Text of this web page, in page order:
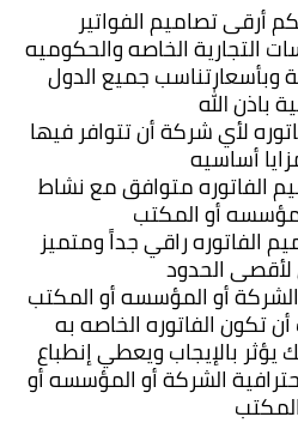
أرقى تصاميم الفواتير
التجارية الخاصه والحكوميه
وبأسعارتناسب جميع الدول
باذن الله
لأي شركة أن تتوافر فيها
أساسيه
الفاتوره متوافق مع نشاط
أو المكتب
الفاتوره راقي جداً ومتميز
لأقصى الحدود
أو المؤسسه أو المكتب
تكون الفاتوره الخاصه به
يؤثر بالإيجاب ويعطي إنطباع
الشركة أو المؤسسه أو
المكتب